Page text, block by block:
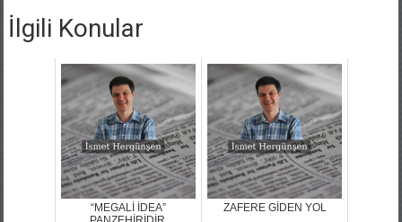
İlgili Konular
“MEGALİ İDEA”
ZAFERE GİDEN YOL